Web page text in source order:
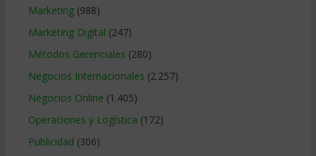
Marketing(988)
Marketing Digital (247)
Métodos Gerenciales (280)
Negocios Internacionales (2.257)
Negocios Online (1.405)
Operaciones y Logística (172)
Publicidad (306)